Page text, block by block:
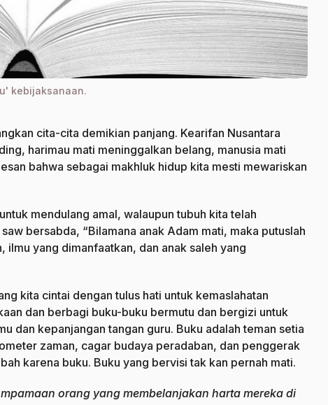
kebijaksanaan.
cita-cita demikian panjang. Kearifan Nusantara
harimau mati meninggalkan belang, manusia mati
bahwa sebagai makhluk hidup kita mesti mewariskan
mendulang amal, walaupun tubuh kita telah
bersabda, “Bilamana anak Adam mati, maka putuslah
ilmu yang dimanfaatkan, dan anak saleh yang
kita cintai dengan tulus hati untuk kemaslahatan
dan berbagi buku-buku bermutu dan bergizi untuk
dan kepanjangan tangan guru. Buku adalah teman setia
zaman, cagar budaya peradaban, dan penggerak
karena buku. Buku yang bervisi tak kan pernah mati.
orang yang membelanjakan harta mereka di